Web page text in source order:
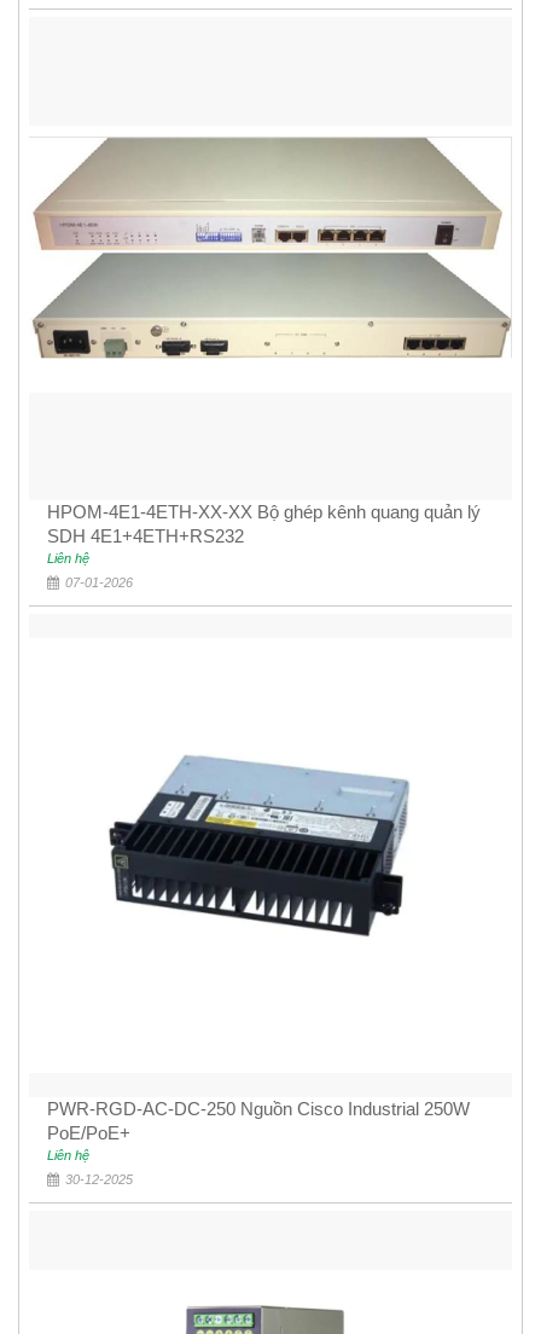
HPOM-4E1-4ETH-XX-XX Bộ ghép kênh quang quản lý
SDH 4E1+4ETH+RS232
Liên hệ
07-01-2026
PWR-RGD-AC-DC-250 Nguồn Cisco Industrial 250W
PoE/PoE+
Liên hệ
30-12-2025